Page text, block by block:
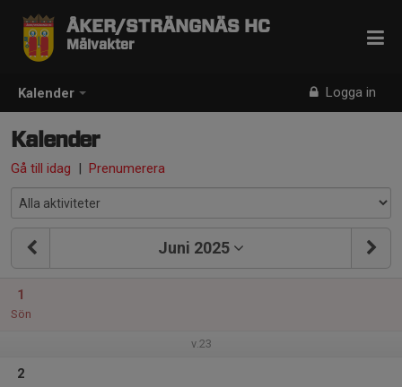
Kalender Logga in
ÅKER/STRÄNGNÄS HC
Målvakter
Kalender
Gå till idag | Prenumerera
Juni 2025
1
Sön
v.23
2